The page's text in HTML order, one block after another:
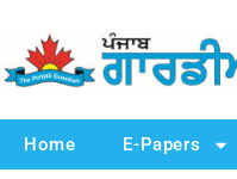
Home E-Papers